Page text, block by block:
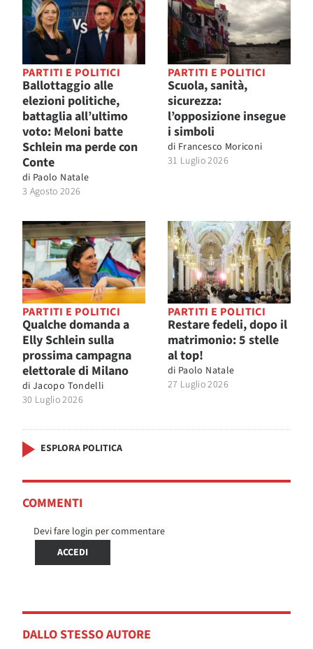
PARTITI E POLITICI
Ballottaggio alle
elezioni politiche,
battaglia all’ultimo
voto: Meloni batte
Schlein ma perde con
Conte
di Paolo Natale
3 Agosto 2026
PARTITI E POLITICI
Scuola, sanità,
sicurezza:
l’opposizione insegue
i simboli
di Francesco Moriconi
31 Luglio 2026
PARTITI E POLITICI
Qualche domanda a
Elly Schlein sulla
prossima campagna
elettorale di Milano
di Jacopo Tondelli
30 Luglio 2026
PARTITI E POLITICI
Restare fedeli, dopo il
matrimonio: 5 stelle
al top!
di Paolo Natale
27 Luglio 2026
ESPLORA POLITICA
COMMENTI
Devi fare login per commentare
ACCEDI
DALLO STESSO AUTORE